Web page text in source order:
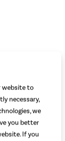
website to
necessary,
we
you better
If you